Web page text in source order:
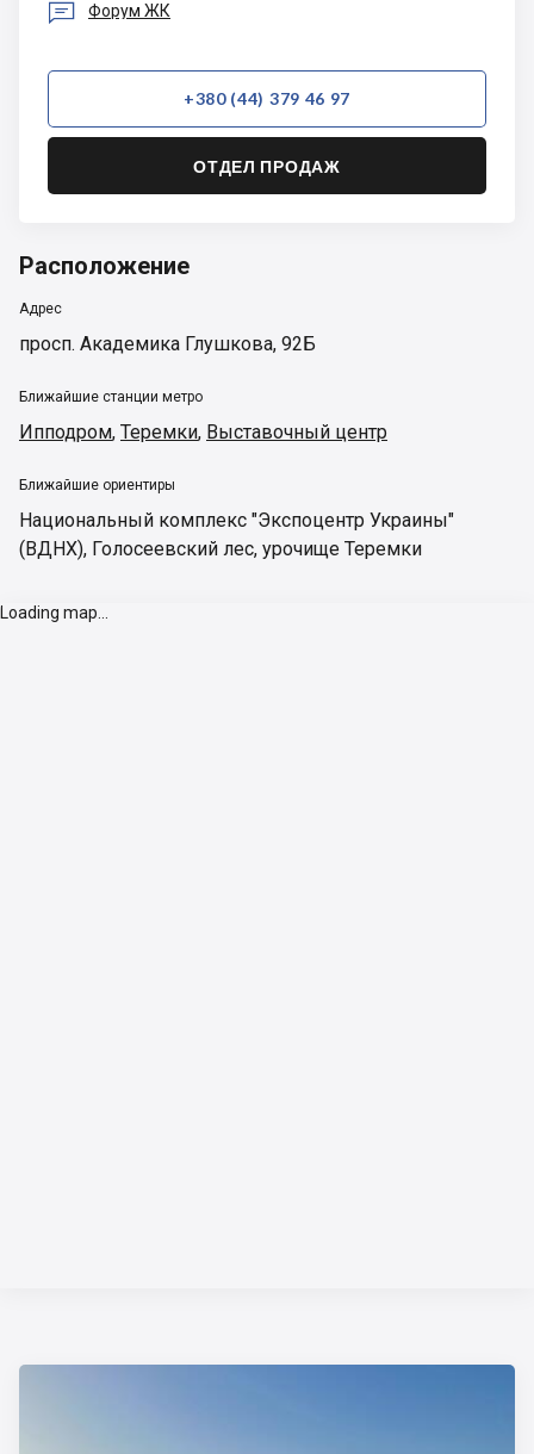
 Форум ЖК
+380 (44) 379 46 97
ОТДЕЛ ПРОДАЖ
Расположение
Адрес
просп. Академика Глушкова, 92Б
Ближайшие станции метро
Ипподром, Теремки, Выставочный центр
Ближайшие ориентиры
Национальный комплекс "Экспоцентр Украины"
(ВДНХ), Голосеевский лес, урочище Теремки
Loading map...